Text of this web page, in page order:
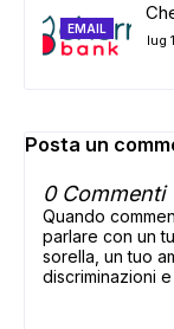
EMAIL
lug
Posta un
0 Commenti
Quando
parlare con un
sorella, un tuo
discriminazioni